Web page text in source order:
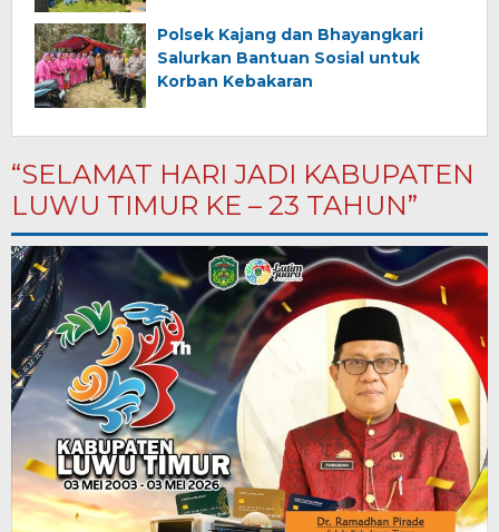
Polsek Kajang dan Bhayangkari
Salurkan Bantuan Sosial untuk
Korban Kebakaran
“SELAMAT HARI JADI KABUPATEN
LUWU TIMUR KE – 23 TAHUN”